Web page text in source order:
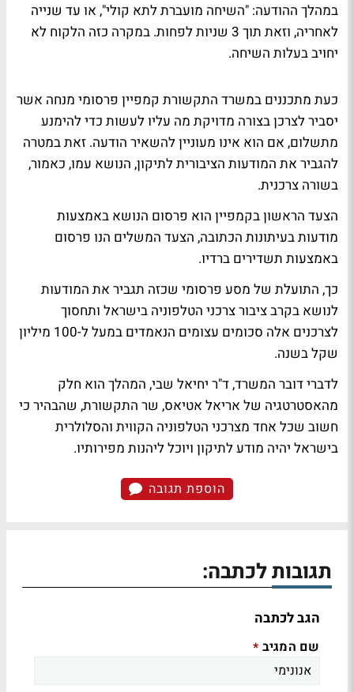
במהלך ההודעה: "השיחה מועברת לתא קולי", או עד שנייה
לאחריה, וזאת תוך 3 שניות לפחות. במקרה כזה הלקוח לא
יחויב בעלות השיחה.
כעת מתכננים במשרד התקשורת קמפיין פרסומי מנחה אשר
יסביר לצרכן בצורה מדויקת מה עליו לעשות כדי להימנע
מתשלום, אם הוא אינו מעוניין להשאיר הודעה. זאת במטרה
להגביר את המודעות הציבורית לתיקון, הנושא עמו, כאמור,
בשורה צרכנית.
הצעד הראשון בקמפיין הוא פרסום הנושא באמצעות
מודעות בעיתונות הכתובה, הצעד המשלים הנו פרסום
באמצעות תשדירים ברדיו.
כך, התועלת של מסע פרסומי שכזה תגביר את המודעות
לנושא בקרב ציבור צרכני הטלפוניה בישראל ותחסוך
לצרכנים אלה סכומים עצומים הנאמדים במעל ל-100 מיליון
שקל בשנה.
לדברי דובר המשרד, ד"ר יחיאל שבי, המהלך הוא חלק
מהאסטרטגיה של אריאל אטיאס, שר התקשורת, שהבהיר כי
חשוב שכל אחד מצרכני הטלפוניה הקווית והסלולרית
בישראל יהיה מודע לתיקון ויוכל ליהנות מפירותיו.
הוספת תגובה
תגובות לכתבה:
הגב לכתבה
שם המגיב *